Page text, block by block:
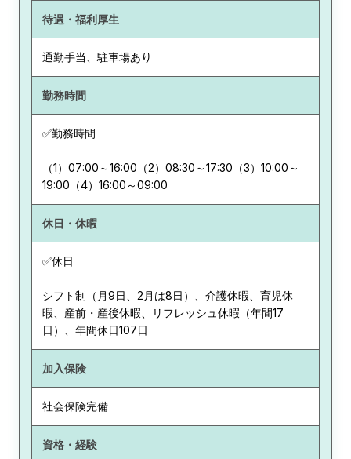
待遇・福利厚生
通勤手当、駐車場あり
勤務時間
✅勤務時間
（1）07:00～16:00（2）08:30～17:30（3）10:00～
19:00（4）16:00～09:00
休日・休暇
✅休日
シフト制（月9日、2月は8日）、介護休暇、育児休
暇、産前・産後休暇、リフレッシュ休暇（年間17
日）、年間休日107日
加入保険
社会保険完備
資格・経験